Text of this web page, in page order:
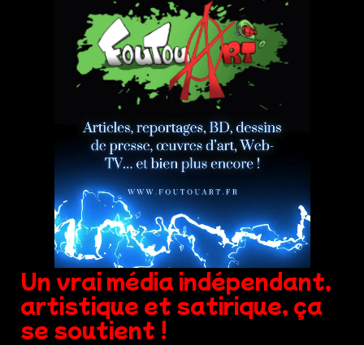
Un vrai média indépendant,
artistique et satirique, ça
se soutient !